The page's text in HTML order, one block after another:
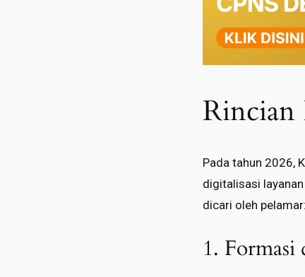
Rincian
Pada tahun 2026,
digitalisasi
dicari oleh pelamar:
1.